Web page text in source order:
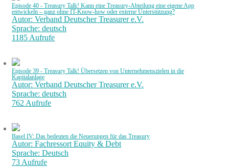
Episode 40 - Treasury Talk! Kann eine Treasury-Abteilung eine eigene App
entwickeln – ganz ohne IT-Know-how oder externe Unterstützung?
Autor: Verband Deutscher Treasurer e.V.
Sprache: deutsch
1185 Aufrufe
Episode 39 - Treasury Talk! Übersetzen von Unternehmenszielen in die
Kapitalanlage
Autor: Verband Deutscher Treasurer e.V.
Sprache: deutsch
762 Aufrufe
Basel IV: Das bedeuten die Neuerungen für das Treasury
Autor: Fachressort Equity & Debt
Sprache: Deutsch
73 Aufrufe